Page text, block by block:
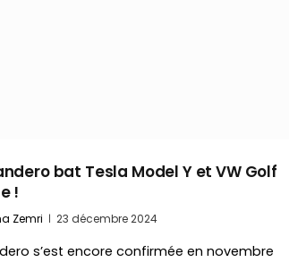
bat Tesla Model Y et VW Golf
!
Zemri 23 décembre 2024
s’est encore confirmée en novembre